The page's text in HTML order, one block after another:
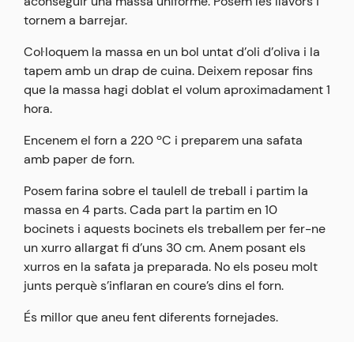
tornem a barrejar.
Col·loquem la massa en un bol untat d’oli d’oliva i la
tapem amb un drap de cuina. Deixem reposar fins
que la massa hagi doblat el volum aproximadament 1
hora.
Encenem el forn a 220 ºC i preparem una safata
amb paper de forn.
Posem farina sobre el taulell de treball i partim la
massa en 4 parts. Cada part la partim en 10
bocinets i aquests bocinets els treballem per fer-ne
un xurro allargat fi d’uns 30 cm. Anem posant els
xurros en la safata ja preparada. No els poseu molt
junts perquè s’inflaran en coure’s dins el forn.
És millor que aneu fent diferents fornejades.